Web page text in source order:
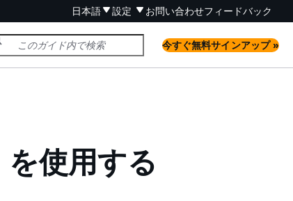
日本語 設定 お問い合わせフィードバック
今すぐ無料サインアップ »
を使用する